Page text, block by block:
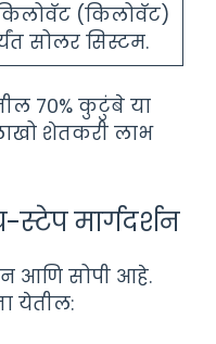
(किलोवॅट)
सोलर सिस्टम.
७०% कुटुंबे या
शेतकरी लाभ
स्टेप मार्गदर्शन
आणि सोपी आहे.
येतील: